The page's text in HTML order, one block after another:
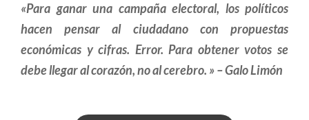
«Para ganar una campaña electoral, los políticos
hacen pensar al ciudadano con propuestas
económicas y cifras. Error. Para obtener votos se
debe llegar al corazón, no al cerebro. » – Galo Limón